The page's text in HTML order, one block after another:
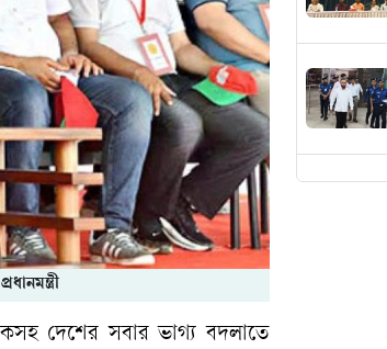
দেশের সবার ভাগ্য বদলাতে